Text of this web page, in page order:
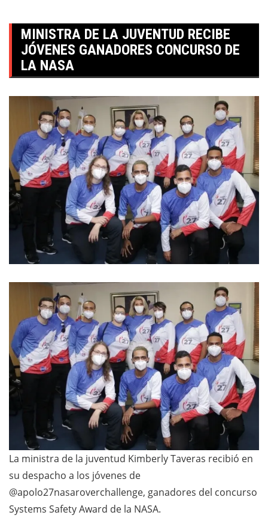
MINISTRA DE LA JUVENTUD RECIBE
JÓVENES GANADORES CONCURSO DE
LA NASA
La ministra de la juventud Kimberly Taveras recibió en
su despacho a los jóvenes de
@apolo27nasaroverchallenge, ganadores del concurso
Systems Safety Award de la NASA.⁣⁣